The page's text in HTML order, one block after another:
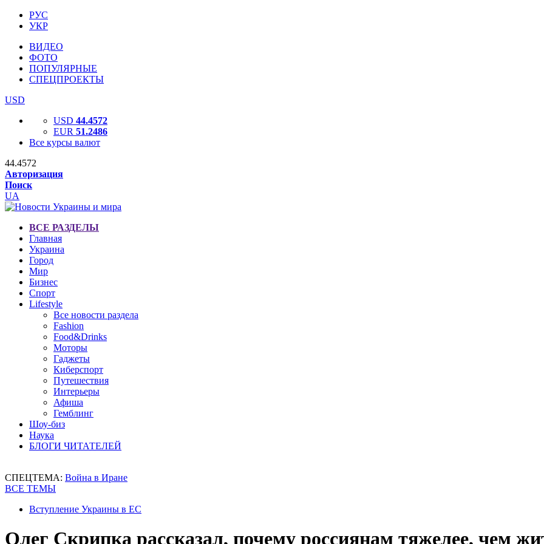
РУС
УКР
ВИДЕО
ФОТО
ПОПУЛЯРНЫЕ
СПЕЦПРОЕКТЫ
USD
USD 44.4572
EUR 51.2486
Все курсы валют
44.4572
Авторизация
Поиск
UA
ВСЕ РАЗДЕЛЫ
Главная
Украина
Город
Мир
Бизнес
Спорт
Lifestyle
Все новости раздела
Fashion
Food&Drinks
Моторы
Гаджеты
Киберспорт
Путешествия
Интерьеры
Афиша
Гемблинг
Шоу-биз
Наука
БЛОГИ ЧИТАТЕЛЕЙ
СПЕЦТЕМА: Война в Иране
ВСЕ ТЕМЫ
Вступление Украины в ЕС
Олег Скрипка рассказал, почему россиянам тяжелее, чем